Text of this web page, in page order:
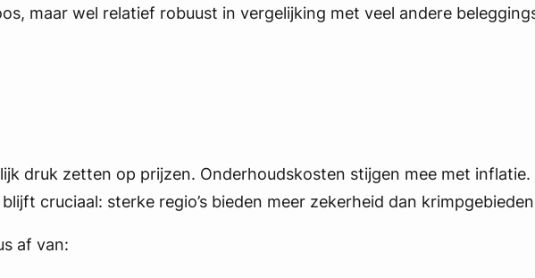
maar wel relatief robuust in vergelijking met veel andere
druk zetten op prijzen. Onderhoudskosten stijgen mee met
cruciaal: sterke regio’s bieden meer zekerheid dan
af van: